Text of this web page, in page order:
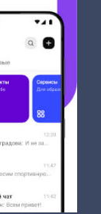
участие в